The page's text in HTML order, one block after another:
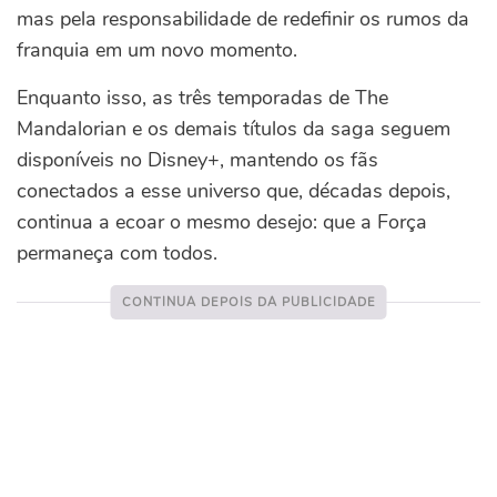
mas pela responsabilidade de redefinir os rumos da
franquia em um novo momento.
Enquanto isso, as três temporadas de The
Mandalorian e os demais títulos da saga seguem
disponíveis no Disney+, mantendo os fãs
conectados a esse universo que, décadas depois,
continua a ecoar o mesmo desejo: que a Força
permaneça com todos.